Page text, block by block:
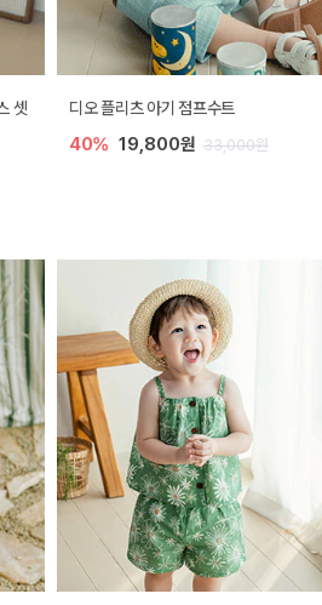
셋
디오 플리츠 아기 점프수트
40% 19,800원 33,000원